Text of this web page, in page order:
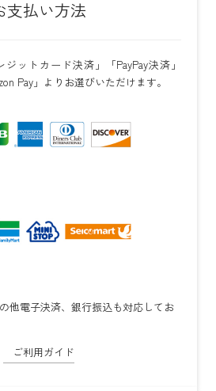
支払い方法
ットカード決済」「PayPay決済」
Pay」よりお選びいただけます。
他電子決済、銀行振込も対応してお
ご利用ガイド